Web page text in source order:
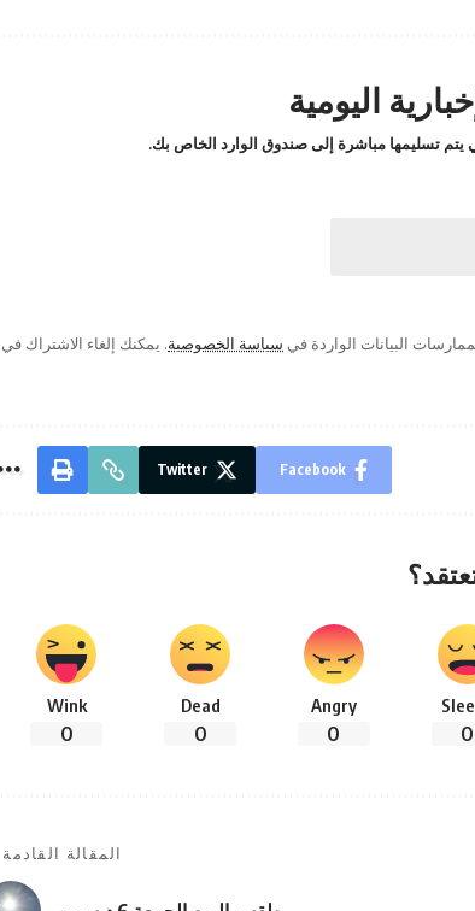
اليومية
يتم تسليمها مباشرة إلى صندوق الوارد الخاص بك.
البيانات الواردة في سياسة الخصوصية. يمكنك إلغاء الاشتراك في
Facebook
Twitter
0
Angry
0
Dead
0
Wink
0
المقالة القادمة